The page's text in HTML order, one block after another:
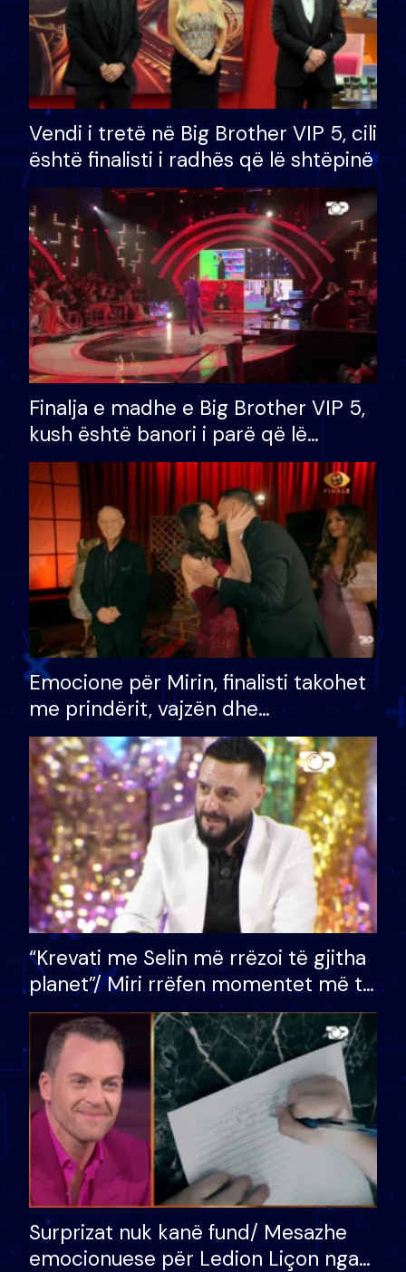
Vendi i tretë në Big Brother VIP 5, cili
është finalisti i radhës që lë shtëpinë
Finalja e madhe e Big Brother VIP 5,
kush është banori i parë që lë
shtëpinë dhe humb mundësinë për
të fituar çmimin e madh
Emocione për Mirin, finalisti takohet
me prindërit, vajzën dhe
bashkëshorten: S’kemi ndonjë letër
divorci apo jo?
“Krevati me Selin më rrëzoi të gjitha
planet”/ Miri rrëfen momentet më të
bukura në shtëpinë e BB VIP: Do më
mungojë zilja e mëngjesit kur…
Surprizat nuk kanë fund/ Mesazhe
emocionuese për Ledion Liçon nga